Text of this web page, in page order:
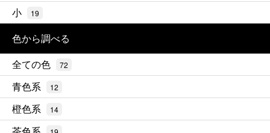
小 19
色から調べる
全ての色
72
青色系 12
橙色系 14